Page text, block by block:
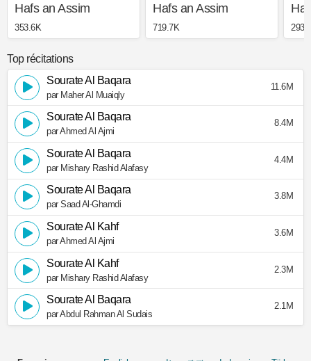
Hafs an Assim
353.6K
Hafs an Assim
719.7K
Top récitations
Sourate Al Baqara
par Maher Al Muaiqly
11.6M
Sourate Al Baqara
par Ahmed Al Ajmi
8.4M
Sourate Al Baqara
par Mishary Rashid Alafasy
4.4M
Sourate Al Baqara
par Saad Al-Ghamdi
3.8M
Sourate Al Kahf
par Ahmed Al Ajmi
3.6M
Sourate Al Kahf
par Mishary Rashid Alafasy
2.3M
Sourate Al Baqara
par Abdul Rahman Al Sudais
2.1M